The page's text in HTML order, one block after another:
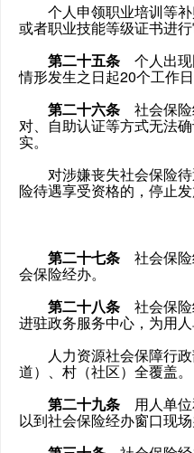
个人申领职业培训等补
或者职业技能等级证书进
第二十五条 个人出现
情形发生之日起20个工作
第二十六条 社会保险
对、自助认证等方式无法
实。
对涉嫌丧失社会保险待
险待遇享受资格的，停止发
第二十七条 社会保险
会保险经办。
第二十八条 社会保险
进驻政务服务中心，为用
人力资源社会保障行政
道）、村（社区）全覆盖。
第二十九条 用人单位
以到社会保险经办窗口现场